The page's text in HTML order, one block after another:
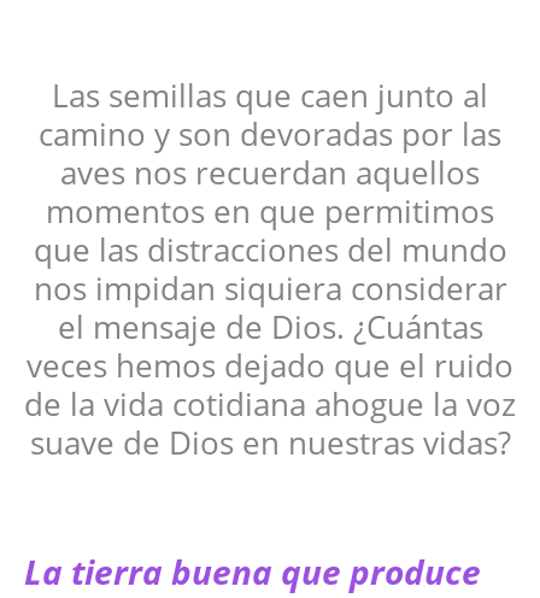
Las semillas que caen junto al
camino y son devoradas por las
aves nos recuerdan aquellos
momentos en que permitimos
que las distracciones del mundo
nos impidan siquiera considerar
el mensaje de Dios. ¿Cuántas
veces hemos dejado que el ruido
de la vida cotidiana ahogue la voz
suave de Dios en nuestras vidas?
La tierra buena que produce